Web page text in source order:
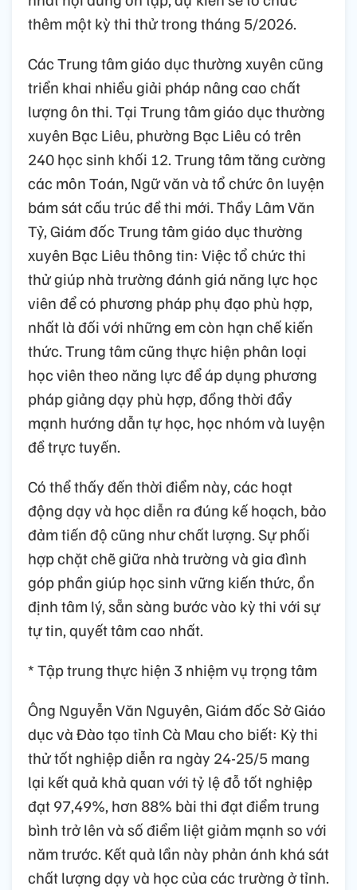
thêm một kỳ thi thử trong tháng 5/2026.
Các Trung tâm giáo dục thường xuyên cũng
triển khai nhiều giải pháp nâng cao chất
lượng ôn thi. Tại Trung tâm giáo dục thường
xuyên Bạc Liêu, phường Bạc Liêu có trên
240 học sinh khối 12. Trung tâm tăng cường
các môn Toán, Ngữ văn và tổ chức ôn luyện
bám sát cấu trúc đề thi mới. Thầy Lâm Văn
Tỷ, Giám đốc Trung tâm giáo dục thường
xuyên Bạc Liêu thông tin: Việc tổ chức thi
thử giúp nhà trường đánh giá năng lực học
viên để có phương pháp phụ đạo phù hợp,
nhất là đối với những em còn hạn chế kiến
thức. Trung tâm cũng thực hiện phân loại
học viên theo năng lực để áp dụng phương
pháp giảng dạy phù hợp, đồng thời đẩy
mạnh hướng dẫn tự học, học nhóm và luyện
đề trực tuyến.
Có thể thấy đến thời điểm này, các hoạt
động dạy và học diễn ra đúng kế hoạch, bảo
đảm tiến độ cũng như chất lượng. Sự phối
hợp chặt chẽ giữa nhà trường và gia đình
góp phần giúp học sinh vững kiến thức, ổn
định tâm lý, sẵn sàng bước vào kỳ thi với sự
tự tin, quyết tâm cao nhất.
* Tập trung thực hiện 3 nhiệm vụ trọng tâm
Ông Nguyễn Văn Nguyên, Giám đốc Sở Giáo
dục và Đào tạo tỉnh Cà Mau cho biết: Kỳ thi
thử tốt nghiệp diễn ra ngày 24-25/5 mang
lại kết quả khả quan với tỷ lệ đỗ tốt nghiệp
đạt 97,49%, hơn 88% bài thi đạt điểm trung
bình trở lên và số điểm liệt giảm mạnh so với
năm trước. Kết quả lần này phản ánh khá sát
chất lượng dạy và học của các trường ở tỉnh.